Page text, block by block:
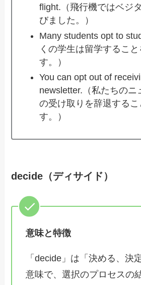
flight.（飛行機ではベジ
びました。）
Many students opt to
くの学生は留学すること
す。）
You can opt out of
newsletter.（私たちのニ
の受け取りを辞退するこ
す。）
decide（ディサイド）
意味と特徴
「decide」は「決める、決
意味で、選択のプロセスの